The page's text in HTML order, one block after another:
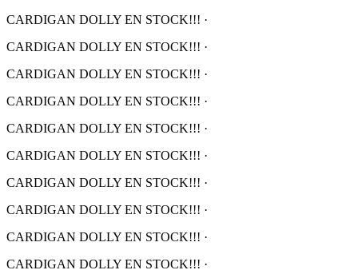
CARDIGAN DOLLY EN STOCK!!! ·
CARDIGAN DOLLY EN STOCK!!! ·
CARDIGAN DOLLY EN STOCK!!! ·
CARDIGAN DOLLY EN STOCK!!! ·
CARDIGAN DOLLY EN STOCK!!! ·
CARDIGAN DOLLY EN STOCK!!! ·
CARDIGAN DOLLY EN STOCK!!! ·
CARDIGAN DOLLY EN STOCK!!! ·
CARDIGAN DOLLY EN STOCK!!! ·
CARDIGAN DOLLY EN STOCK!!! ·